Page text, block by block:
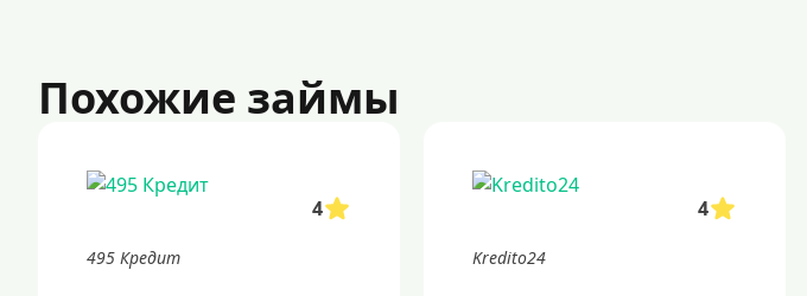
Похожие займы
4
495 Кредит
4
Kredito24